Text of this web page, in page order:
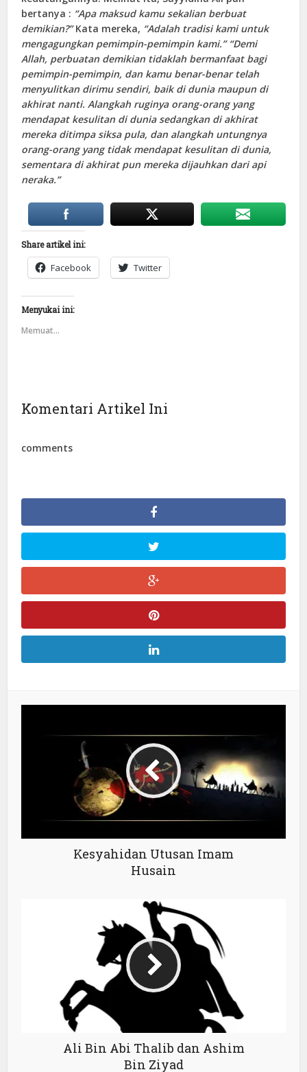
bertanya : “Apa maksud kamu sekalian berbuat
demikian?”Kata mereka, “Adalah tradisi kami untuk
mengagungkan pemimpin-pemimpin kami.” “Demi
Allah, perbuatan demikian tidaklah bermanfaat bagi
pemimpin-pemimpin, dan kamu benar-benar telah
menyulitkan dirimu sendiri, baik di dunia maupun di
akhirat nanti. Alangkah ruginya orang-orang yang
mendapat kesulitan di dunia sedangkan di akhirat
mereka ditimpa siksa pula, dan alangkah untungnya
orang-orang yang tidak mendapat kesulitan di dunia,
sementara di akhirat pun mereka dijauhkan dari api
neraka.”
Share artikel ini:
Facebook Twitter
Menyukai ini:
Memuat...
Komentari Artikel Ini
comments
Kesyahidan Utusan Imam
Husain
Ali Bin Abi Thalib dan Ashim
Bin Ziyad